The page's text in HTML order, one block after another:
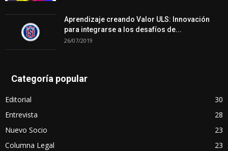
Aprendizaje creando Valor ULS: Innovación
para integrarse a los desafíos de...
26/07/2019
Categoría popular
Editorial
30
Entrevista
28
Nuevo Socio
23
Columna Legal
23